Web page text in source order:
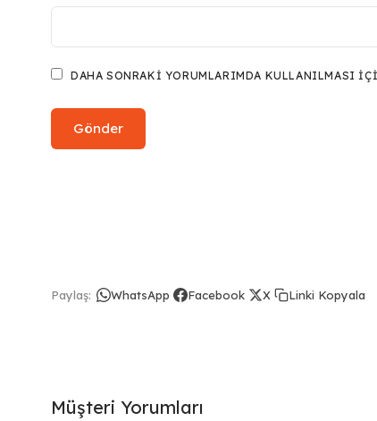
DAHA SONRAKI YORUMLARIMDA KULLANILMASI
Paylaş: WhatsApp Facebook X Linki Kopyala
Müşteri Yorumları